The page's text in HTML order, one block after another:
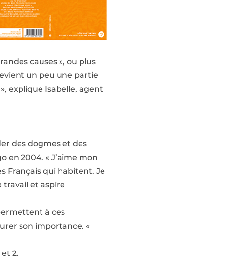
causes », ou plus
un peu une partie
explique Isabelle, agent
des dogmes et des
en 2004. « J’aime mon
Français qui habitent. Je
travail et aspire
à ces
son importance. «
2.